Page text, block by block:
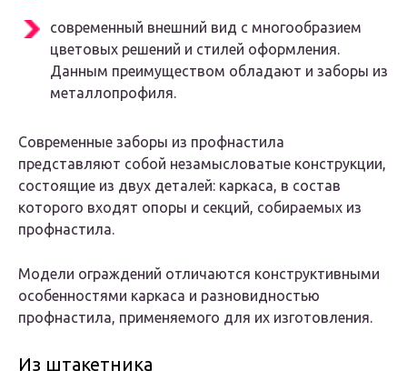
современный внешний вид с многообразием
цветовых решений и стилей оформления.
Данным преимуществом обладают и заборы из
металлопрофиля.
Современные заборы из профнастила
представляют собой незамысловатые конструкции,
состоящие из двух деталей: каркаса, в состав
которого входят опоры и секций, собираемых из
профнастила.
Модели ограждений отличаются конструктивными
особенностями каркаса и разновидностью
профнастила, применяемого для их изготовления.
Из штакетника